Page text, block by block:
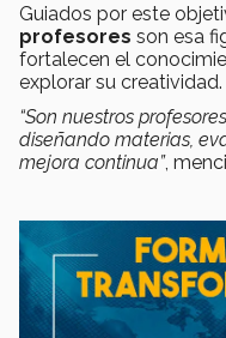
Guiados por este
profesores son esa
fortalecen el
explorar su creatividad.
“Son nuestros
diseñando materias,
mejora continua”,